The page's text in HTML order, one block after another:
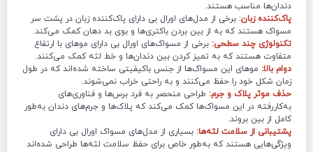
دندان‌ها مناسب هستند.
پاک‌کننده زبان: برخی از مدل‌های اورال بی دارای پاک‌کننده زبان در پشت سر
مسواک هستند که به از بین بردن باکتری‌ها و بوی بد دهان کمک می‌کند.
تکنولوژی چند سطحی: برخی از مسواک‌های اورال بی دارای موهای با ارتفاع
متفاوت هستند که به تمیز کردن بین دندان‌ها و خط لثه کمک می‌کنند.
دوام بالا: موهای این مسواک‌ها از جنس باکیفیتی ساخته شده‌اند که در طول
زمان شکل خود را حفظ می‌کنند و به راحتی خراب نمی‌شوند.
حذف موثر پلاک و جرم: طراحی منحصر به فرد برس‌ها و فناوری‌های
به‌کاررفته در این مسواک‌ها کمک می‌کند که پلاک‌ها و جرم‌های دندان به‌طور
کامل از بین بروند.
پشتیبانی از سلامت لثه‌ها: بسیاری از مدل‌های مسواک اورال بی دارای
ویژگی‌هایی هستند که به‌طور خاص برای حفظ سلامت لثه‌ها طراحی شده‌اند